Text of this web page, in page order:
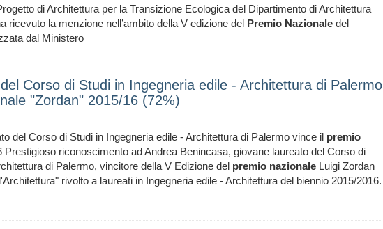
di Architettura per la Transizione Ecologica del Dipartimento di Architettura
ricevuto la menzione nell’ambito della V edizione del Premio Nazionale del
dal Ministero
Corso di Studi in Ingegneria edile - Architettura di Palermo
"Zordan" 2015/16 (72%)
del Corso di Studi in Ingegneria edile - Architettura di Palermo vince il premio
Prestigioso riconoscimento ad Andrea Benincasa, giovane laureato del Corso di
di Palermo, vincitore della V Edizione del premio nazionale Luigi Zordan
rivolto a laureati in Ingegneria edile - Architettura del biennio 2015/2016.